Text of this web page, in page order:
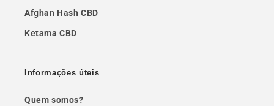
Afghan Hash CBD
Ketama CBD
Informações úteis
Quem somos?